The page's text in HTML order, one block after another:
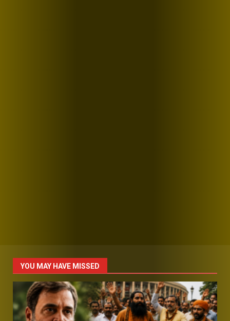
YOU MAY HAVE MISSED